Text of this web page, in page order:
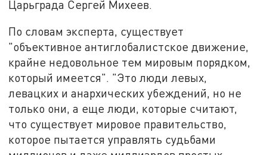
Царьграда Сергей Михеев.
По словам эксперта, существует
"объективное антиглобалистское движение,
крайне недовольное тем мировым порядком,
который имеется". "Это люди левых,
левацких и анархических убеждений, но не
только они, а еще люди, которые считают,
что существует мировое правительство,
которое пытается управлять судьбами